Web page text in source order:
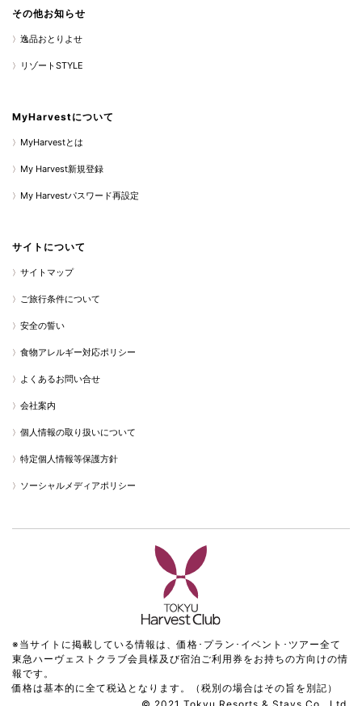
その他お知らせ
逸品おとりよせ
リゾートSTYLE
MyHarvestについて
MyHarvestとは
My Harvest新規登録
My Harvestパスワード再設定
サイトについて
サイトマップ
ご旅行条件について
安全の誓い
食物アレルギー対応ポリシー
よくあるお問い合せ
会社案内
個人情報の取り扱いについて
特定個人情報等保護方針
ソーシャルメディアポリシー
※当サイトに掲載している情報は、価格･プラン･イベント･ツアー全て
東急ハーヴェストクラブ会員様及び宿泊ご利用券をお持ちの方向けの情
報です。
価格は基本的に全て税込となります。（税別の場合はその旨を別記）